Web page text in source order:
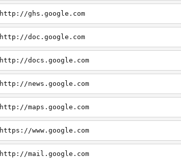
http://ghs.google.com
http://doc.google.com
http://docs.google.com
http://news.google.com
http://maps.google.com
https://www.google.com
http://mail.google.com